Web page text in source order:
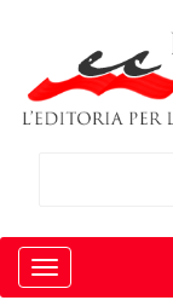
Toggle
navigation